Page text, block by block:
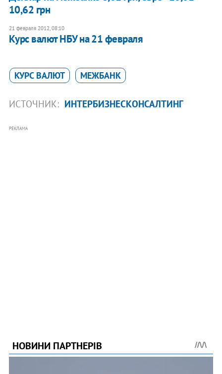
10,62 грн
21 февраля 2012, 08:10
Курс валют НБУ на 21 февраля
КУРС ВАЛЮТ МЕЖБАНК
ИСТОЧНИК: ИНТЕРБИЗНЕСКОНСАЛТИНГ
РЕКЛАМА